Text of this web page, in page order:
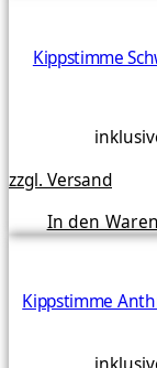
Kippstimme
zzgl. Versand
In den
Kippstimme